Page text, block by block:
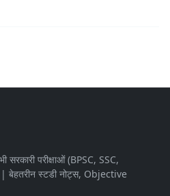
परीक्षाओं (BPSC, SSC,
| बेहतरीन स्टडी नोट्स, Objective